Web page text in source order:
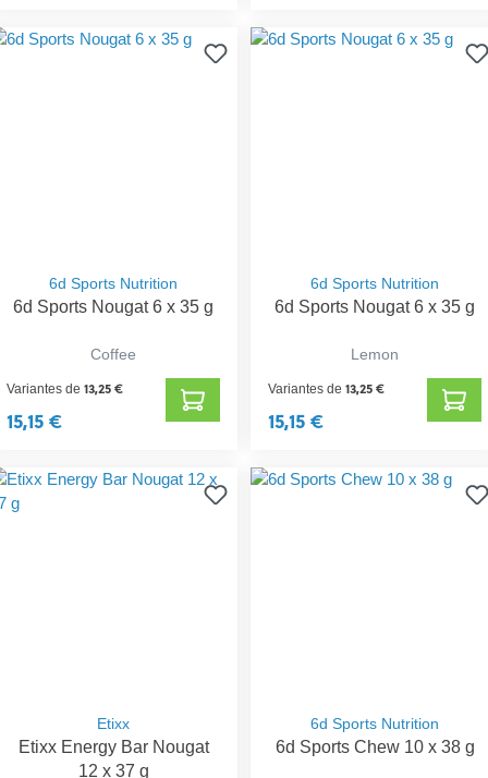
6d Sports Nutrition
6d Sports Nougat 6 x 35 g
Coffee
Variantes de13,25 €
15,15 €
6d Sports Nutrition
6d Sports Nougat 6 x 35 g
Lemon
Variantes de13,25 €
15,15 €
Etixx
Etixx Energy Bar Nougat
12 x 37 g
6d Sports Nutrition
6d Sports Chew 10 x 38 g